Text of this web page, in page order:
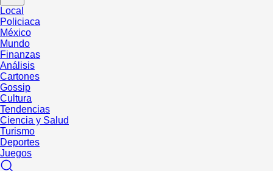
Local
Policiaca
México
Mundo
Finanzas
Análisis
Cartones
Gossip
Cultura
Tendencias
Ciencia y Salud
Turismo
Deportes
Juegos